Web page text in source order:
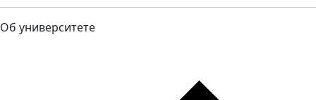
Об университете